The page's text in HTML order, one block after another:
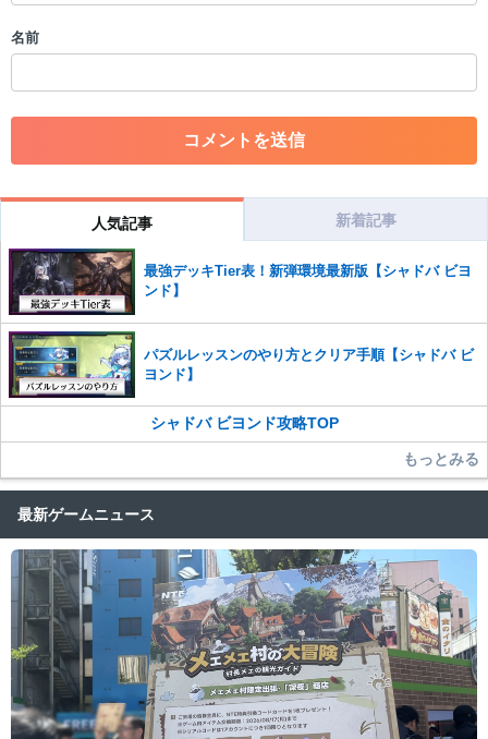
・その他、管理者が不適切と判断した投稿
コメントの削除を申請する ※投稿内容を確認後、順次対応さ
※一度削除したコメントは復元ができませんのでご注意くだ
また、過度な利用規約の違反や、弊社に損害の及ぶ内容の書き込みがあ
った場合は、法的措置をとらせていただく場合もございますので、あら
かじめご理解くださいませ。
名前
人気記事 新着記事
最強デッキTier表！新弾環境最新版【シャドバ ビヨ
ンド】
パズルレッスンのやり方とクリア手順【シャドバ ビ
ヨンド】
シャドバ ビヨンド攻略TOP
もっとみる
最新ゲームニュース